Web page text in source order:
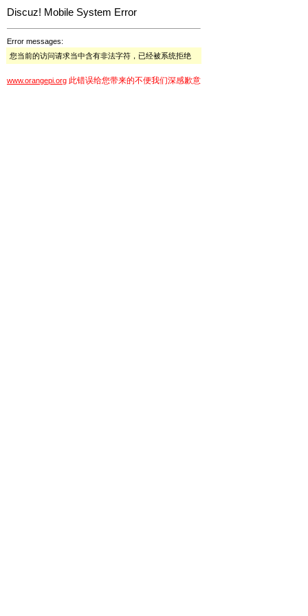
Discuz! Mobile System Error
Error messages:
您当前的访问请求当中含有非法字符，已经被系统拒绝
www.orangepi.org 此错误给您带来的不便我们深感歉意